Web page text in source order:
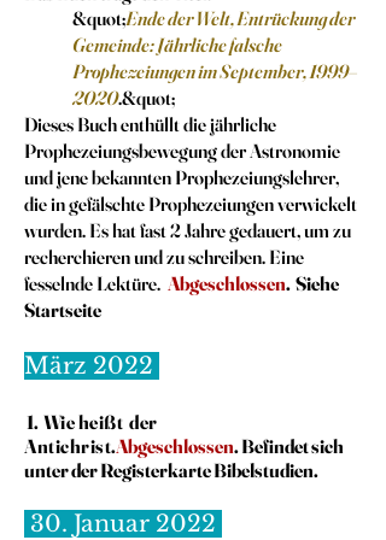
&quot;Ende der Welt, Entrückung der
Gemeinde: Jährliche falsche
Prophezeiungen im September, 1999–
2020.&quot;
Dieses Buch enthüllt die jährliche
Prophezeiungsbewegung der Astronomie
und jene bekannten Prophezeiungslehrer,
die in gefälschte Prophezeiungen verwickelt
wurden. Es hat fast 2 Jahre gedauert, um zu
recherchieren und zu schreiben. Eine
fesselnde Lektüre. Abgeschlossen. Siehe
Startseite
März 2022
1. Wie heißtder
Antichrist.Abgeschlossen. Befindet sich
unter der Registerkarte Bibelstudien.
30. Januar 2022